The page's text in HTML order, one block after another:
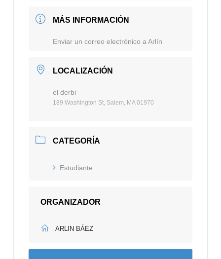
MÁS INFORMACIÓN
Enviar un correo electrónico a Arlín
LOCALIZACIÓN
el derbi
189 Washington St, Salem, MA 01970
CATEGORÍA
Estudiante
ORGANIZADOR
ARLIN BÁEZ